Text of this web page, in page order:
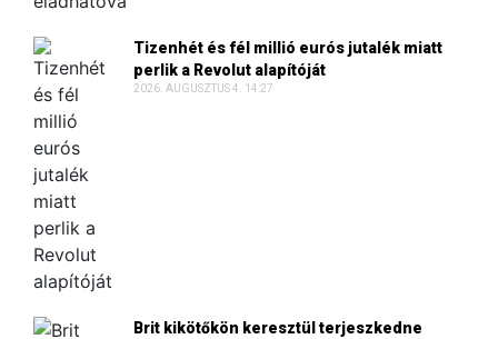
Tizenhét és fél millió eurós jutalék miatt
perlik a Revolut alapítóját
2026. AUGUSZTUS 4. 14:27
Brit kikötőkön keresztül terjeszkedne